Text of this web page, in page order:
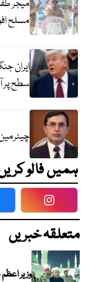
مسلح
ایران
سطح پر
ہمیں فالو
متعلقہ خبریں
وزیر